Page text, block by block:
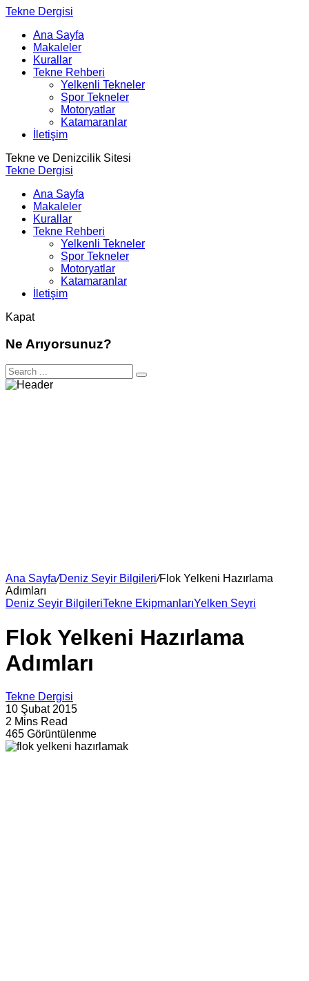
Tekne Dergisi
Ana Sayfa
Makaleler
Kurallar
Tekne Rehberi
Yelkenli Tekneler
Spor Tekneler
Motoryatlar
Katamaranlar
İletişim
Tekne ve Denizcilik Sitesi
Tekne Dergisi
Ana Sayfa
Makaleler
Kurallar
Tekne Rehberi
Yelkenli Tekneler
Spor Tekneler
Motoryatlar
Katamaranlar
İletişim
Kapat
Ne Arıyorsunuz?
Ana Sayfa/Deniz Seyir Bilgileri/Flok Yelkeni Hazırlama
Adımları
Deniz Seyir BilgileriTekne EkipmanlarıYelken Seyri
Flok Yelkeni Hazırlama
Adımları
Tekne Dergisi
10 Şubat 2015
2 Mins Read
465 Görüntülenme